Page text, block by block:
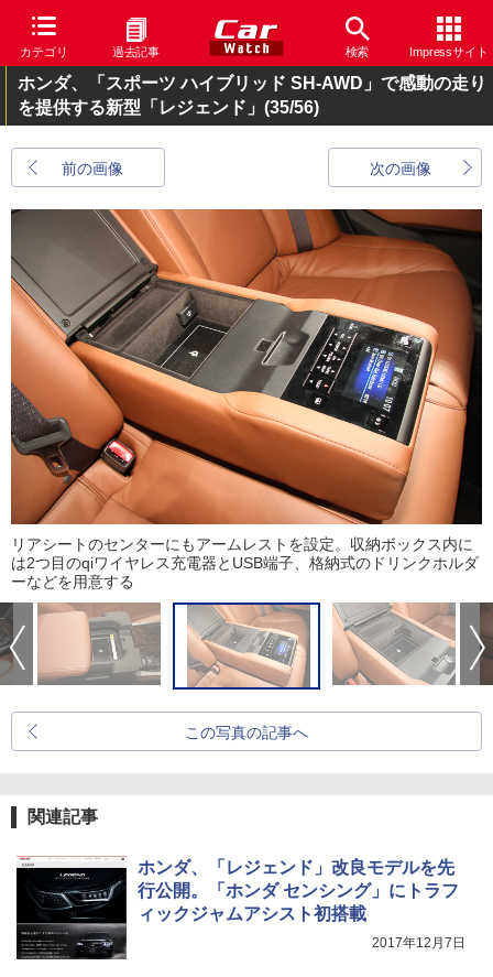
カテゴリ 過去記事 検索 Impressサイト
ホンダ、「スポーツ ハイブリッド SH-AWD」で感動の走り
を提供する新型「レジェンド」 (35/56)
前の画像 次の画像
リアシートのセンターにもアームレストを設定。収納ボックス内に
は2つ目のqiワイヤレス充電器とUSB端子、格納式のドリンクホルダ
ーなどを用意する
この写真の記事へ
関連記事
ホンダ、「レジェンド」改良モデルを先
行公開。「ホンダ センシング」にトラフ
ィックジャムアシスト初搭載
2017年12月7日